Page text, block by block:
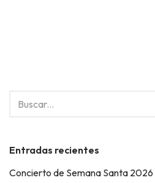
Entradas recientes
Concierto de Semana Santa 2026